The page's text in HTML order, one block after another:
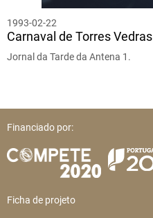
1993-02-22
Carnaval de Torres Vedras
Jornal da Tarde da Antena 1.
Financiado por:
Ficha de projeto